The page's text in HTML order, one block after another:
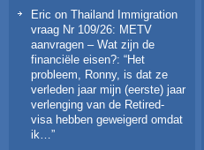
Eric on Thailand Immigration
vraag Nr 109/26: METV
aanvragen – Wat zijn de
financiële eisen?: “Het
probleem, Ronny, is dat ze
verleden jaar mijn (eerste) jaar
verlenging van de Retired-
visa hebben geweigerd omdat
ik…”